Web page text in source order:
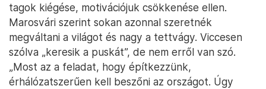
tagok kiégése, motivációjuk csökkenése ellen.
Marosvári szerint sokan azonnal szeretnék
megváltani a világot és nagy a tettvágy. Viccesen
szólva „keresik a puskát”, de nem erről van szó.
„Most az a feladat, hogy építkezzünk,
érhálózatszerűen kell beszőni az országot. Úgy